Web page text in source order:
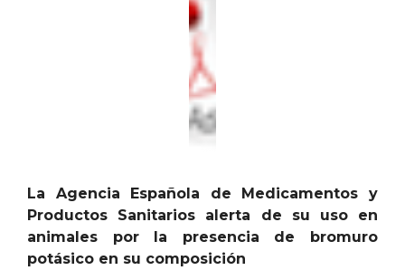
La Agencia Española de Medicamentos y
Productos Sanitarios alerta de su uso en
animales por la presencia de bromuro
potásico en su composición